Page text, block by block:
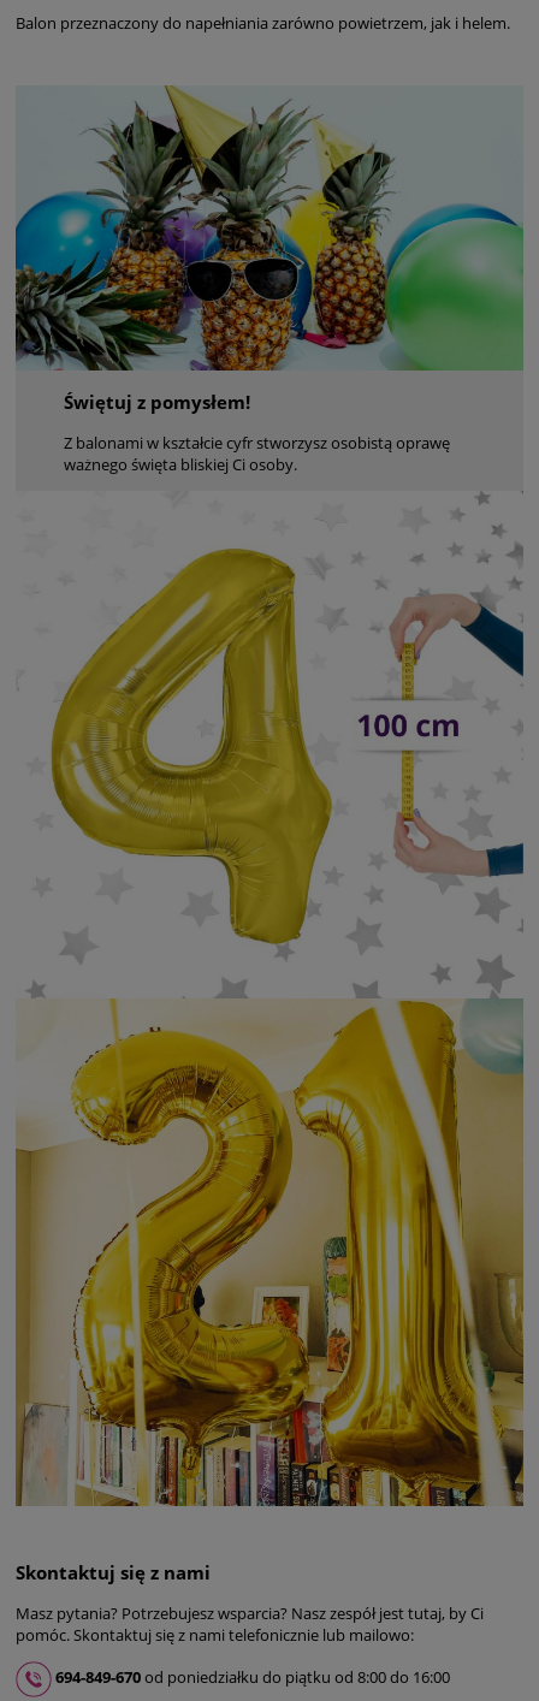
Balon przeznaczony do napełniania zarówno powietrzem, jak i helem.
Świętuj z pomysłem!
Z balonami w kształcie cyfr stworzysz osobistą oprawę
ważnego święta bliskiej Ci osoby.
Skontaktuj się z nami
Masz pytania? Potrzebujesz wsparcia? Nasz zespół jest tutaj, by Ci
pomóc. Skontaktuj się z nami telefonicznie lub mailowo:
694-849-670od poniedziałku do piątku od 8:00 do 16:00